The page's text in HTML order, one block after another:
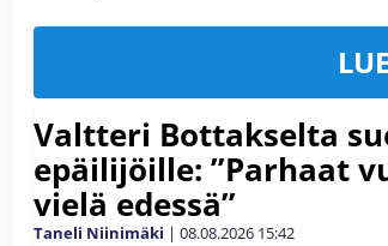
Valtteri Bottakselta
epäilijöille: ”Parhaat
vielä edessä”
Taneli Niinimäki | 08.08.2026 15:42